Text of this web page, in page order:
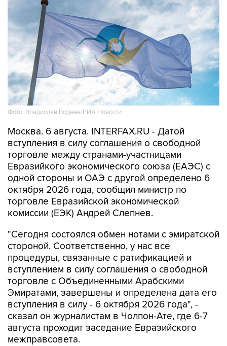
Фото: Владислав Воднев/РИА Новости
Москва. 6 августа. INTERFAX.RU - Датой
вступления в силу соглашения о свободной
торговле между странами-участницами
Евразийкого экономического союза (ЕАЭС) с
одной стороны и ОАЭ с другой определено 6
октября 2026 года, сообщил министр по
торговле Евразийской экономической
комиссии (ЕЭК) Андрей Слепнев.
"Сегодня состоялся обмен нотами с эмиратской
стороной. Соответственно, у нас все
процедуры, связанные с ратификацией и
вступлением в силу соглашения о свободной
торговле с Объединенными Арабскими
Эмиратами, завершены и определена дата его
вступления в силу - 6 октября 2026 года", -
сказал он журналистам в Чолпон-Ате, где 6-7
августа проходит заседание Евразийского
межправсовета.